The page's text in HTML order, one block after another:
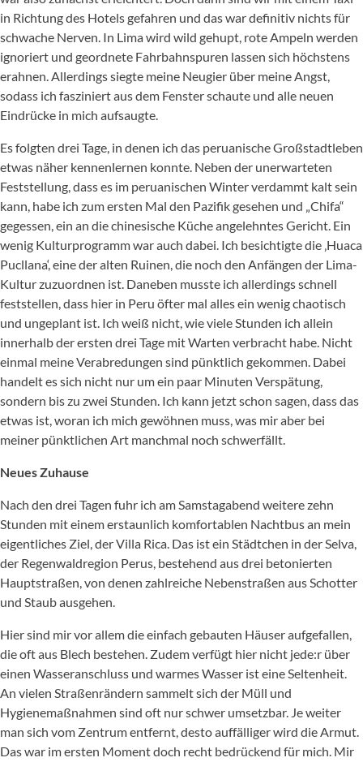
in Richtung des Hotels gefahren und das war definitiv nichts für
schwache Nerven. In Lima wird wild gehupt, rote Ampeln werden
ignoriert und geordnete Fahrbahnspuren lassen sich höchstens
erahnen. Allerdings siegte meine Neugier über meine Angst,
sodass ich fasziniert aus dem Fenster schaute und alle neuen
Eindrücke in mich aufsaugte.
Es folgten drei Tage, in denen ich das peruanische Großstadtleben
etwas näher kennenlernen konnte. Neben der unerwarteten
Feststellung, dass es im peruanischen Winter verdammt kalt sein
kann, habe ich zum ersten Mal den Pazifik gesehen und „Chifa“
gegessen, ein an die chinesische Küche angelehntes Gericht. Ein
wenig Kulturprogramm war auch dabei. Ich besichtigte die ‚Huaca
Pucllana‘, eine der alten Ruinen, die noch den Anfängen der Lima-
Kultur zuzuordnen ist. Daneben musste ich allerdings schnell
feststellen, dass hier in Peru öfter mal alles ein wenig chaotisch
und ungeplant ist. Ich weiß nicht, wie viele Stunden ich allein
innerhalb der ersten drei Tage mit Warten verbracht habe. Nicht
einmal meine Verabredungen sind pünktlich gekommen. Dabei
handelt es sich nicht nur um ein paar Minuten Verspätung,
sondern bis zu zwei Stunden. Ich kann jetzt schon sagen, dass das
etwas ist, woran ich mich gewöhnen muss, was mir aber bei
meiner pünktlichen Art manchmal noch schwerfällt.
Neues Zuhause
Nach den drei Tagen fuhr ich am Samstagabend weitere zehn
Stunden mit einem erstaunlich komfortablen Nachtbus an mein
eigentliches Ziel, der Villa Rica. Das ist ein Städtchen in der Selva,
der Regenwaldregion Perus, bestehend aus drei betonierten
Hauptstraßen, von denen zahlreiche Nebenstraßen aus Schotter
und Staub ausgehen.
Hier sind mir vor allem die einfach gebauten Häuser aufgefallen,
die oft aus Blech bestehen. Zudem verfügt hier nicht jede:r über
einen Wasseranschluss und warmes Wasser ist eine Seltenheit.
An vielen Straßenrändern sammelt sich der Müll und
Hygienemaßnahmen sind oft nur schwer umsetzbar. Je weiter
man sich vom Zentrum entfernt, desto auffälliger wird die Armut.
Das war im ersten Moment doch recht bedrückend für mich. Mir